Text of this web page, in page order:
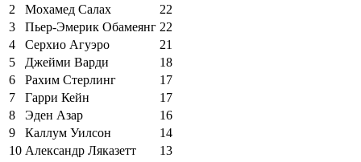
2
Мохамед Салах
22
3
Пьер-Эмерик Обамеянг 22
4
Серхио Агуэро
21
5
Джейми Варди
18
6
Рахим Стерлинг
17
7
Гарри Кейн
17
8
Эден Азар
16
9
Каллум Уилсон
14
10 Александр Ляказетт
13